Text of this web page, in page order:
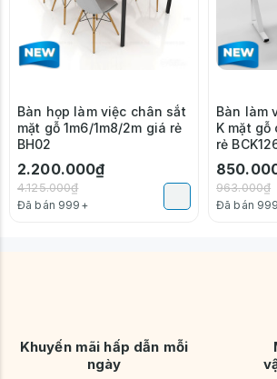
Bàn họp làm việc chân sắt
mặt gỗ 1m6/1m8/2m giá rẻ
BH02
2.200.000₫
4.125.000₫
Đã bán 999+
Bàn làm
K mặt
rẻ
963.000₫
Đã bán
Khuyến mãi hấp dẫn mỗi
ngày